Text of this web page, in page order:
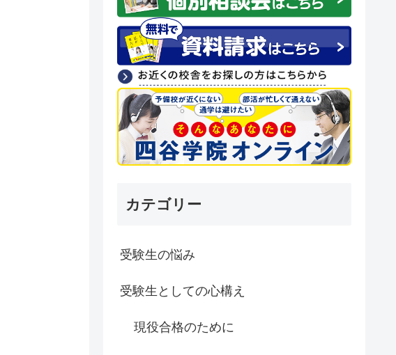
カテゴリー
受験生の悩み
受験生としての心構え
現役合格のために